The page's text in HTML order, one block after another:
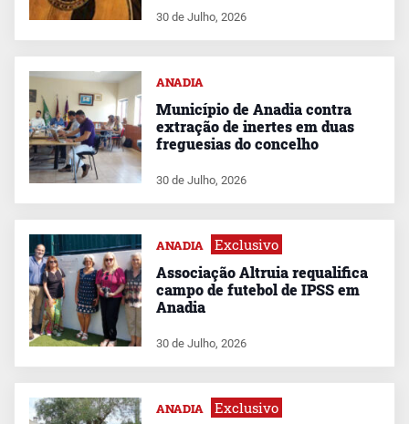
30 de Julho, 2026
ANADIA
Município de Anadia contra
extração de inertes em duas
freguesias do concelho
30 de Julho, 2026
ANADIA Exclusivo
Associação Altruia requalifica
campo de futebol de IPSS em
Anadia
30 de Julho, 2026
ANADIA Exclusivo